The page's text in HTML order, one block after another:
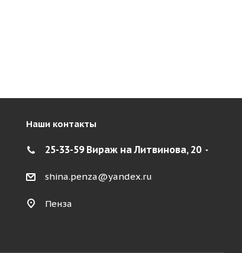
Наши контакты
25-33-59 Вираж на Литвинова, 20
shina.penza@yandex.ru
Пенза